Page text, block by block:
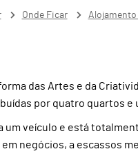
Onde Ficar Alojamento
das Artes e da
por quatro quartos e
um veículo e está
negócios, a escassos